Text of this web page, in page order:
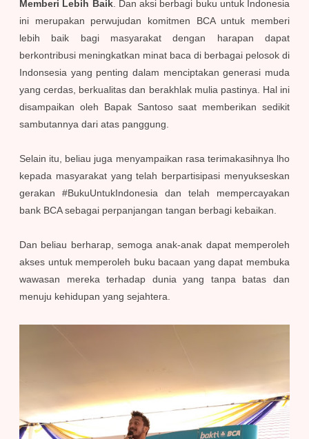
Memberi Lebih Baik. Dan aksi berbagi buku untuk Indonesia
ini merupakan perwujudan komitmen BCA untuk memberi
lebih baik bagi masyarakat dengan harapan dapat
berkontribusi meningkatkan minat baca di berbagai pelosok di
Indonsesia yang penting dalam menciptakan generasi muda
yang cerdas, berkualitas dan berakhlak mulia pastinya. Hal ini
disampaikan oleh Bapak Santoso saat memberikan sedikit
sambutannya dari atas panggung.
Selain itu, beliau juga menyampaikan rasa terimakasihnya lho
kepada masyarakat yang telah berpartisipasi menyukseskan
gerakan #BukuUntukIndonesia dan telah mempercayakan
bank BCA sebagai perpanjangan tangan berbagi kebaikan.
Dan beliau berharap, semoga anak-anak dapat memperoleh
akses untuk memperoleh buku bacaan yang dapat membuka
wawasan mereka terhadap dunia yang tanpa batas dan
menuju kehidupan yang sejahtera.